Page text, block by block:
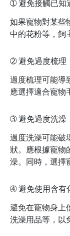
➀避免接觸已知
如果寵物對某些
中的花粉等，飼
➁避免過度梳理
過度梳理可能導
應選擇適合寵物
➂避免過度洗澡
過度洗澡可能破
狀。應根據寵物
澡。同時，選擇
➃避免使用含有
避免在寵物身上
洗澡用品等，以